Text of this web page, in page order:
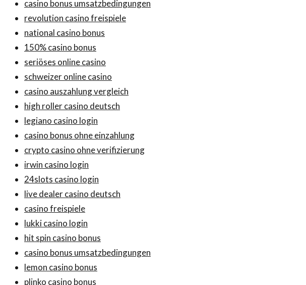
casino bonus umsatzbedingungen
revolution casino freispiele
national casino bonus
150% casino bonus
seriöses online casino
schweizer online casino
casino auszahlung vergleich
high roller casino deutsch
legiano casino login
casino bonus ohne einzahlung
crypto casino ohne verifizierung
irwin casino login
24slots casino login
live dealer casino deutsch
casino freispiele
lukki casino login
hit spin casino bonus
casino bonus umsatzbedingungen
lemon casino bonus
plinko casino bonus